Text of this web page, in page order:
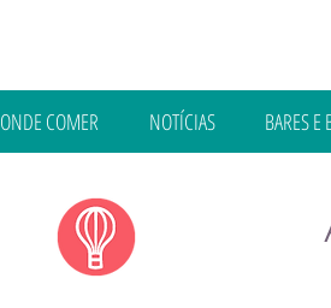
ONDE COMER NOTÍCIAS BARES E